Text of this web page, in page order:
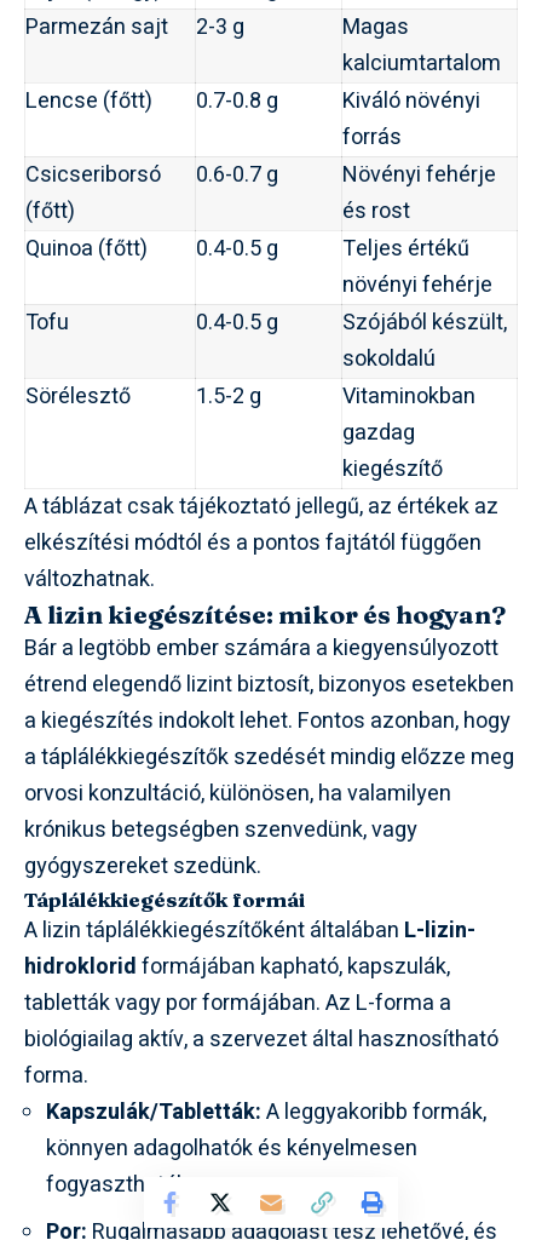
Parmezán sajt
2-3 g
Magas
kalciumtartalom
Lencse (főtt)
0.7-0.8 g
Kiváló növényi
forrás
Csicseriborsó
(főtt)
0.6-0.7 g
Növényi fehérje
és rost
Quinoa (főtt)
0.4-0.5 g
Teljes értékű
növényi fehérje
Tofu
0.4-0.5 g
Szójából készült,
sokoldalú
Sörélesztő
1.5-2 g
Vitaminokban
gazdag
kiegészítő
A táblázat csak tájékoztató jellegű, az értékek az
elkészítési módtól és a pontos fajtától függően
változhatnak.
A lizin kiegészítése: mikor és hogyan?
Bár a legtöbb ember számára a kiegyensúlyozott
étrend elegendő lizint biztosít, bizonyos esetekben
a kiegészítés indokolt lehet. Fontos azonban, hogy
a táplálékkiegészítők szedését mindig előzze meg
orvosi konzultáció, különösen, ha valamilyen
krónikus betegségben szenvedünk, vagy
gyógyszereket szedünk.
Táplálékkiegészítők formái
A lizin táplálékkiegészítőként általában L-lizin-
hidrokloridformájában kapható, kapszulák,
tabletták vagy por formájában. Az L-forma a
biológiailag aktív, a szervezet által hasznosítható
forma.
Kapszulák/Tabletták:A leggyakoribb formák,
könnyen adagolhatók és kényelmesen
fogyaszthatók.
Por: Rugalmasabb adagolást tesz lehetővé, és